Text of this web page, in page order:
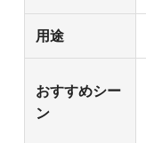
用途
おすすめシー
ン